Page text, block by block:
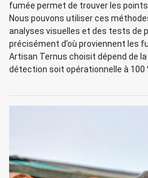
fumée permet de trouver les points
Nous pouvons utiliser ces
analyses visuelles et des tests de
précisément d’où proviennent les
Artisan Ternus choisit dépend de
détection soit opérationnelle à 100